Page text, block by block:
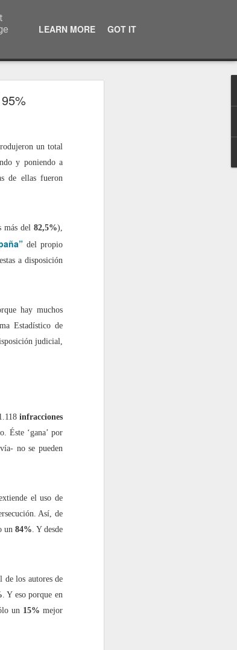
un total
y poniendo a
de ellas fueron
más del 82,5%),
del propio
a disposición
hay muchos
Estadístico de
judicial,
infracciones
Éste ‘gana’ por
no se pueden
el uso de
Así, de
un 84%. Y desde
de los autores de
. Y eso porque en
un 15%mejor
LEARN MORE GOT IT